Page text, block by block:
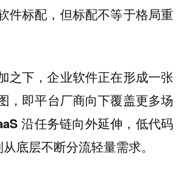
件标配，但标配不等于格局重
之下，企业软件正在形成一张
，即平台厂商向下覆盖更多场
沿任务链向外延伸，低代码
底层不断分流轻量需求。